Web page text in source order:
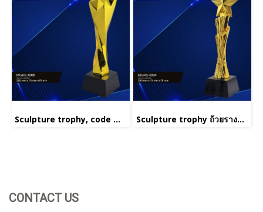
Sculpture trophy, code MGRS 4006 Sculpture trophy ถ้วยรางวัลประติมากรรม รหัส MGRS 4001(copy)(copy)(copy)
CONTACT US